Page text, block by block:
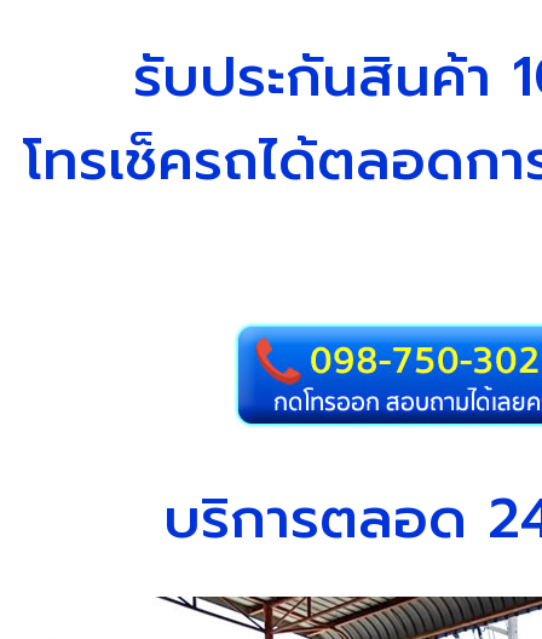
รับประกันสินค้า
โทรเช็ครถได้ตลอดก
บริการตลอด